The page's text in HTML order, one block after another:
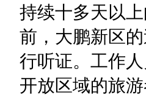
持续十多天以
前，大鹏新区
行听证。工作
开放区域的旅